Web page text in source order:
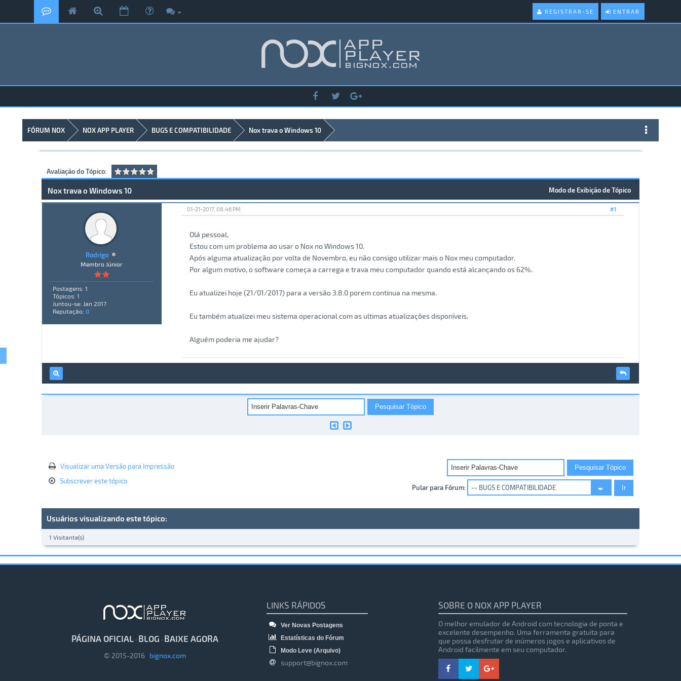
ENTRAR
REGISTRAR-SE
FÓRUM NOX NOX APP PLAYER BUGS E COMPATIBILIDADE Nox trava o Windows 10
Avaliação do Tópico:
Modo de Exibição de Tópico
Nox trava o Windows 10
Rodrigo
Membro Júnior
Postagens: 1
Tópicos: 1
Juntou-se: Jan 2017
Reputação: 0
#1
01-21-2017, 08:46 PM
Olá pessoal,
Estou com um problema ao usar o Nox no Windows 10.
Após alguma atualização por volta de Novembro, eu não consigo utilizar mais o Nox meu computador.
Por algum motivo, o software começa a carrega e trava meu computador quando está alcançando os 62%.
Eu atualizei hoje (21/01/2017) para a versão 3.8.0 porem continua na mesma.
Eu também atualizei meu sistema operacional com as ultimas atualizações disponíveis.
Alguém poderia me ajudar?
Visualizar uma Versão para Impressão
Subscrever este tópico
Pular para Fórum:
Usuários visualizando este tópico:
1 Visitante(s)
PÁGINA OFICIAL · BLOG · BAIXE AGORA
© 2015-2016 bignox.com
LINKS RÁPIDOS
Ver Novas Postagens
Estatísticas do Fórum
Modo Leve (Arquivo)
support@bignox.com
SOBRE O NOX APP PLAYER
O melhor emulador de Android com tecnologia de ponta e
excelente desempenho. Uma ferramenta gratuita para
que possa desfrutar de inúmeros jogos e aplicativos de
Android facilmente em seu computador.